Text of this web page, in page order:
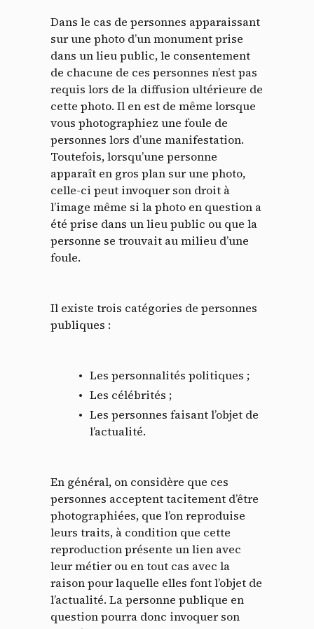
Dans le cas de personnes apparaissant
sur une photo d’un monument prise
dans un lieu public, le consentement
de chacune de ces personnes n’est pas
requis lors de la diffusion ultérieure de
cette photo. Il en est de même lorsque
vous photographiez une foule de
personnes lors d’une manifestation.
Toutefois, lorsqu’une personne
apparaît en gros plan sur une photo,
celle-ci peut invoquer son droit à
l’image même si la photo en question a
été prise dans un lieu public ou que la
personne se trouvait au milieu d’une
foule.
Il existe trois catégories de personnes
publiques :
Les personnalités politiques ;
Les célébrités ;
Les personnes faisant l’objet de
l’actualité.
En général, on considère que ces
personnes acceptent tacitement d’être
photographiées, que l’on reproduise
leurs traits, à condition que cette
reproduction présente un lien avec
leur métier ou en tout cas avec la
raison pour laquelle elles font l’objet de
l’actualité. La personne publique en
question pourra donc invoquer son